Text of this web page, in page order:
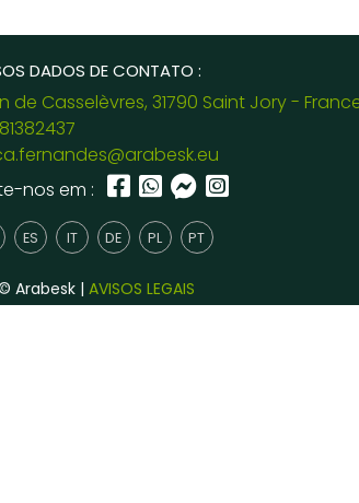
DADOS DE CONTATO :
de Casselèvres, 31790 Saint Jory -
nos em :
ES IT DE PL PT
Arabesk | AVISOS LEGAIS